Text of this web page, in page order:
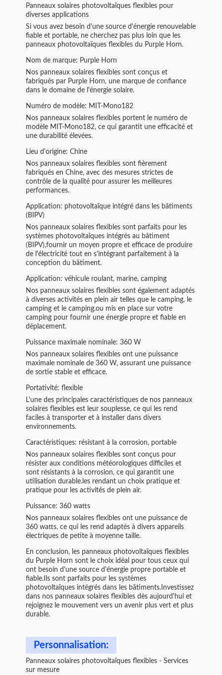
Panneaux solaires photovoltaïques flexibles pour
diverses applications
Si vous avez besoin d'une source d'énergie renouvelable
fiable et portable, ne cherchez pas plus loin que les
panneaux photovoltaïques flexibles du Purple Horn.
Nom de marque: Purple Horn
Nos panneaux solaires flexibles sont conçus et
fabriqués par Purple Horn, une marque de confiance
dans le domaine de l'énergie solaire.
Numéro de modèle: MIT-Mono182
Nos panneaux solaires flexibles portent le numéro de
modèle MIT-Mono182, ce qui garantit une efficacité et
une durabilité élevées.
Lieu d'origine: Chine
Nos panneaux solaires flexibles sont fièrement
fabriqués en Chine, avec des mesures strictes de
contrôle de la qualité pour assurer les meilleures
performances.
Application: photovoltaïque intégré dans les bâtiments
(BIPV)
Nos panneaux solaires flexibles sont parfaits pour les
systèmes photovoltaïques intégrés au bâtiment
(BIPV),fournir un moyen propre et efficace de produire
de l'électricité tout en s'intégrant parfaitement à la
conception du bâtiment.
Application: véhicule roulant, marine, camping
Nos panneaux solaires flexibles sont également adaptés
à diverses activités en plein air telles que le camping, le
camping et le camping.ou mis en place sur votre
camping pour fournir une énergie propre et fiable en
déplacement.
Puissance maximale nominale: 360 W
Nos panneaux solaires flexibles ont une puissance
maximale nominale de 360 W, assurant une puissance
de sortie stable et efficace.
Portativité: flexible
L'une des principales caractéristiques de nos panneaux
solaires flexibles est leur souplesse, ce qui les rend
faciles à transporter et à installer dans divers
environnements.
Caractéristiques: résistant à la corrosion, portable
Nos panneaux solaires flexibles sont conçus pour
résister aux conditions météorologiques difficiles et
sont résistants à la corrosion, ce qui garantit une
utilisation durable.les rendant un choix pratique et
pratique pour les activités de plein air.
Puissance: 360 watts
Nos panneaux solaires flexibles ont une puissance de
360 watts, ce qui les rend adaptés à divers appareils
électriques de petite à moyenne taille.
En conclusion, les panneaux photovoltaïques flexibles
du Purple Horn sont le choix idéal pour tous ceux qui
ont besoin d'une source d'énergie propre portable et
fiable.Ils sont parfaits pour les systèmes
photovoltaïques intégrés dans les bâtiments.Investissez
dans nos panneaux solaires flexibles dès aujourd'hui et
rejoignez le mouvement vers un avenir plus vert et plus
durable.
Personnalisation:
Panneaux solaires photovoltaïques flexibles - Services
sur mesure